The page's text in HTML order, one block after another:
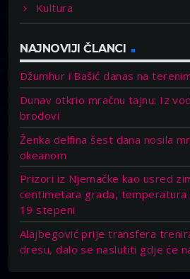
Kultura
NAJNOVIJI ČLANCI
Džumhur i Bašić danas na
Dunav otkrio mračnu tajnu: Iz
brodovi
Ženka delfina šest dana nosila
okeanom
Prizori iz Njemačke kao usred
centimetara grada, temperatura
19 stepeni
Alajbegović prije transfera
dresu, dalo se naslutiti gdje će